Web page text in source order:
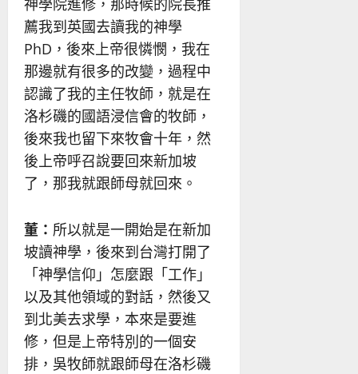
薦我到英國去讀我的神學
PhD，後來上帝很憐憫，我在
那邊就有很多的改變，過程中
認識了我的主任牧師，就是在
洛杉磯的國語浸信會的牧師，
後來我也留下來牧會十年，然
後上帝呼召說要回來新加坡
了，那我就跟師母就回來。
董： 所以就是一開始是在新加
坡讀神學，後來到台灣打開了
「神學信仰」怎麼跟「工作」
以及其他領域的對話，然後又
到北美去求學，本來是要進
修，但是上帝特別的一個安
排，吳牧師就跟師母在洛杉磯